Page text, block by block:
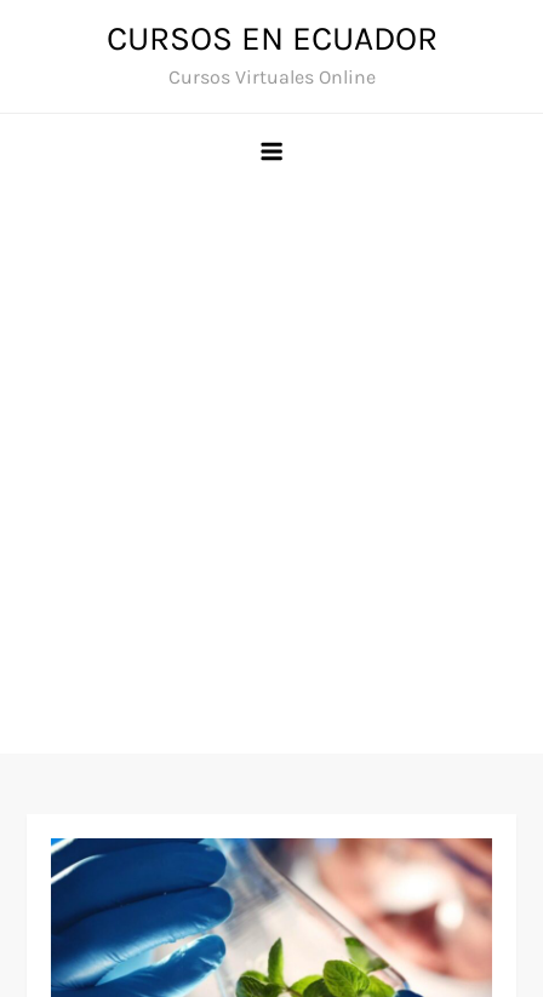
CURSOS EN ECUADOR
Cursos Virtuales Online